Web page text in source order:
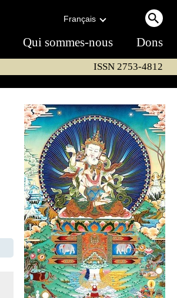
Français
Qui sommes-nous Dons
ISSN 2753-4812